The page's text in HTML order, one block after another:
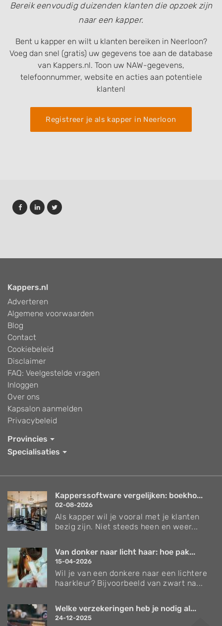
Bereik eenvoudig duizenden klanten die opzoek zijn
naar een kapper.
Bent u kapper en wilt u klanten bereiken in Neerloon?
Voeg dan snel (gratis) uw gegevens toe aan de database
van Kappers.nl. Toon uw NAW-gegevens,
telefoonnummer, website en acties aan potentiele
klanten!
Registreer je als kapper in Neerloon
Kappers.nl
Adverteren
Algemene voorwaarden
Blog
Contact
Cookiebeleid
Disclaimer
FAQ: Veelgestelde vragen
Inloggen
Over ons
Kapsalon aanmelden
Privacybeleid
Provincies
Specialisaties
Kapperssoftware vergelijken: boekho...
02-08-2026
Als kapper wil je vooral met je klanten
bezig zijn. Niet steeds heen en weer...
Van donker naar licht haar: hoe pak...
15-04-2026
Wil je van een donkere naar een lichtere
haarkleur? Bijvoorbeeld van zwart na...
Welke verzekeringen heb je nodig al...
24-12-2025